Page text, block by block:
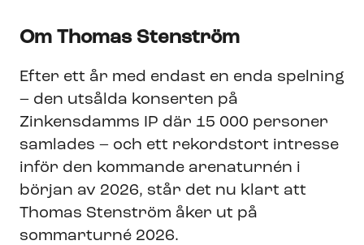
Om Thomas Stenström
Efter ett år med endast en enda spelning
– den utsålda konserten på
Zinkensdamms IP där 15 000 personer
samlades – och ett rekordstort intresse
inför den kommande arenaturnén i
början av 2026, står det nu klart att
Thomas Stenström åker ut på
sommarturné 2026.